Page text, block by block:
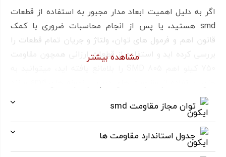
اگر به دلیل اهمیت ابعاد مدار مجبور به استفاده از قطعات
smd هستید، یا پس از انجام محاسبات ضروری با کمک
قانون اهم و فرمول های توان، ولتاژ و جریان تمام قطعات را
بررسی کرده اید و استفاده از قطعات ارزانی همچون مقاومت
مقاومت 750 کیلو اهم SMD 805 استفاده کنید!
مشاهده بیشتر
توان مجاز مقاومت smd
جدول استاندارد مقاومت ها